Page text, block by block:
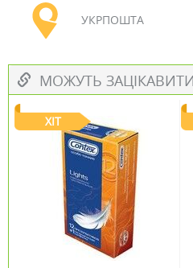
УКРПОШТА
МОЖУТЬ ЗАЦІКАВИТИ
ХІТ